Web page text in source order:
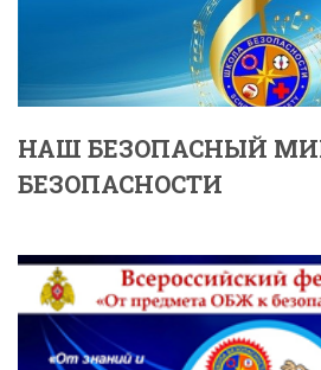
НАШ БЕЗОПАСНЫЙ
БЕЗОПАСНОСТИ